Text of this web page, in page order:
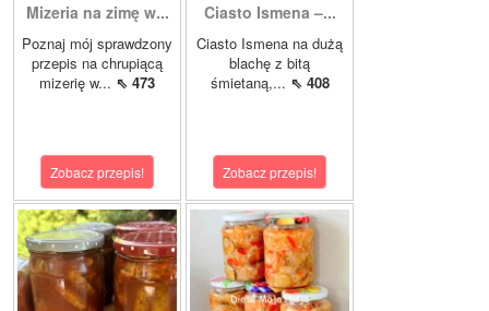
Mizeria na zimę w...
Poznaj mój sprawdzony
przepis na chrupiącą
mizerię w... ⇖ 473
Zobacz przepis!
Ciasto Ismena –...
Ciasto Ismena na dużą
blachę z bitą
śmietaną,... ⇖ 408
Zobacz przepis!